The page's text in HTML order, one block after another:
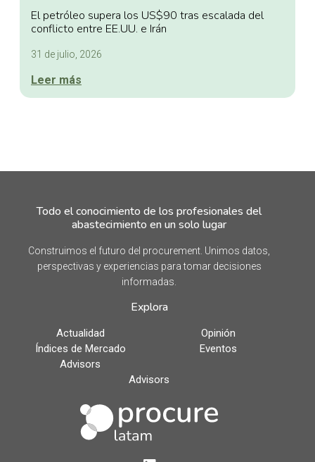
El petróleo supera los US$90 tras escalada del
conflicto entre EE.UU. e Irán
31 de julio, 2026
Leer más
Todo el conocimiento de los profesionales del
abastecimiento en un solo lugar
Construimos el futuro del procurement. Unimos datos,
perspectivas y experiencias para tomar decisiones
informadas.
Explora
Actualidad
Opinión
Índices de Mercado
Eventos
Advisors
Advisors